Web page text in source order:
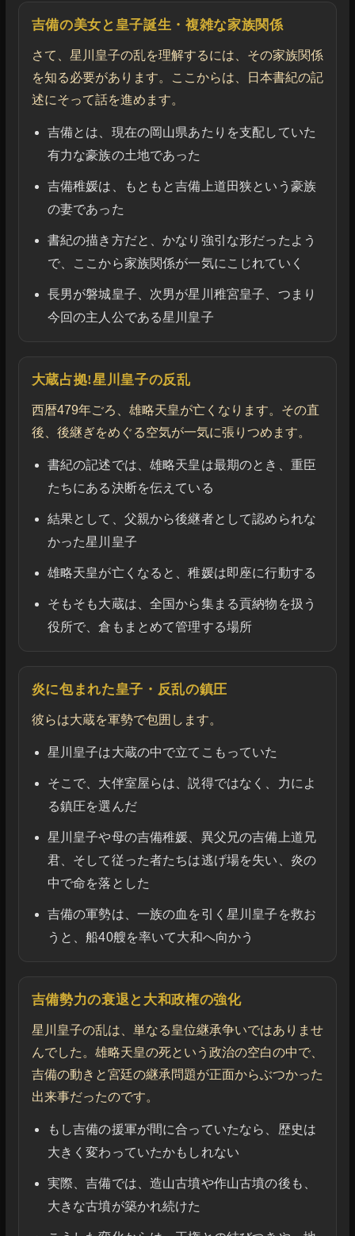
吉備の美女と皇子誕生・複雑な家族関係
さて、星川皇子の乱を理解するには、その家族関係
を知る必要があります。ここからは、日本書紀の記
述にそって話を進めます。
吉備とは、現在の岡山県あたりを支配していた
有力な豪族の土地であった
吉備稚媛は、もともと吉備上道田狭という豪族
の妻であった
書紀の描き方だと、かなり強引な形だったよう
で、ここから家族関係が一気にこじれていく
長男が磐城皇子、次男が星川稚宮皇子、つまり
今回の主人公である星川皇子
大蔵占拠!星川皇子の反乱
西暦479年ごろ、雄略天皇が亡くなります。その直
後、後継ぎをめぐる空気が一気に張りつめます。
書紀の記述では、雄略天皇は最期のとき、重臣
たちにある決断を伝えている
結果として、父親から後継者として認められな
かった星川皇子
雄略天皇が亡くなると、稚媛は即座に行動する
そもそも大蔵は、全国から集まる貢納物を扱う
役所で、倉もまとめて管理する場所
炎に包まれた皇子・反乱の鎮圧
彼らは大蔵を軍勢で包囲します。
星川皇子は大蔵の中で立てこもっていた
そこで、大伴室屋らは、説得ではなく、力によ
る鎮圧を選んだ
星川皇子や母の吉備稚媛、異父兄の吉備上道兄
君、そして従った者たちは逃げ場を失い、炎の
中で命を落とした
吉備の軍勢は、一族の血を引く星川皇子を救お
うと、船40艘を率いて大和へ向かう
吉備勢力の衰退と大和政権の強化
星川皇子の乱は、単なる皇位継承争いではありませ
んでした。雄略天皇の死という政治の空白の中で、
吉備の動きと宮廷の継承問題が正面からぶつかった
出来事だったのです。
もし吉備の援軍が間に合っていたなら、歴史は
大きく変わっていたかもしれない
実際、吉備では、造山古墳や作山古墳の後も、
大きな古墳が築かれ続けた